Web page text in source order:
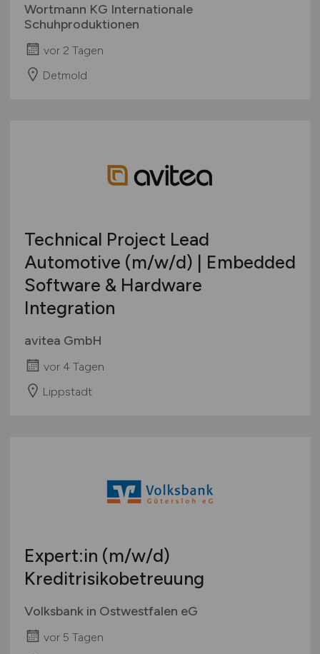
Wortmann KG Internationale
Schuhproduktionen
vor 2 Tagen
Detmold
Technical Project Lead
Automotive (m/w/d) | Embedded
Software & Hardware
Integration
avitea GmbH
vor 4 Tagen
Lippstadt
Expert:in (m/w/d)
Kreditrisikobetreuung
Volksbank in Ostwestfalen eG
vor 5 Tagen